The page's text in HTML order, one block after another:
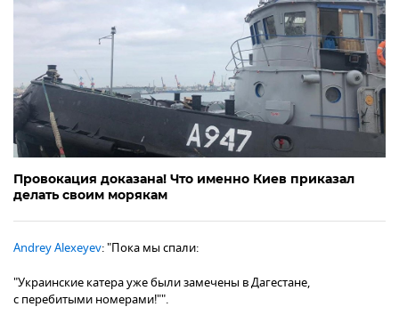
Провокация доказана! Что именно Киев приказал
делать своим морякам
Andrey Alexeyev: "Пока мы спали:
"Украинские катера уже были замечены в Дагестане,
с перебитыми номерами!"".